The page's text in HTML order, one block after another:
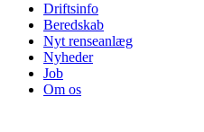
Driftsinfo
Beredskab
Nyt renseanlæg
Nyheder
Job
Om os